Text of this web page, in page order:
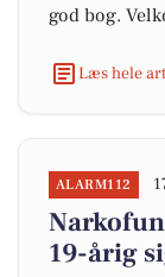
god bog.
Læs hele
ALARM112
19-årig